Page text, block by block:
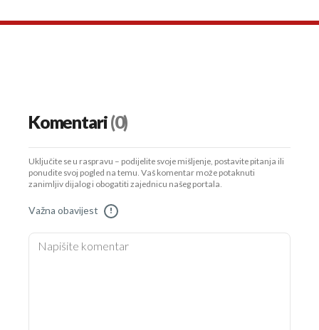
Komentari(0)
Uključite se u raspravu – podijelite svoje mišljenje, postavite pitanja ili
ponudite svoj pogled na temu. Vaš komentar može potaknuti
zanimljiv dijalog i obogatiti zajednicu našeg portala.
Važna obavijest !